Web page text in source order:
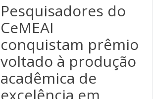
Pesquisadores do
CeMEAI
conquistam prêmio
voltado à produção
acadêmica de